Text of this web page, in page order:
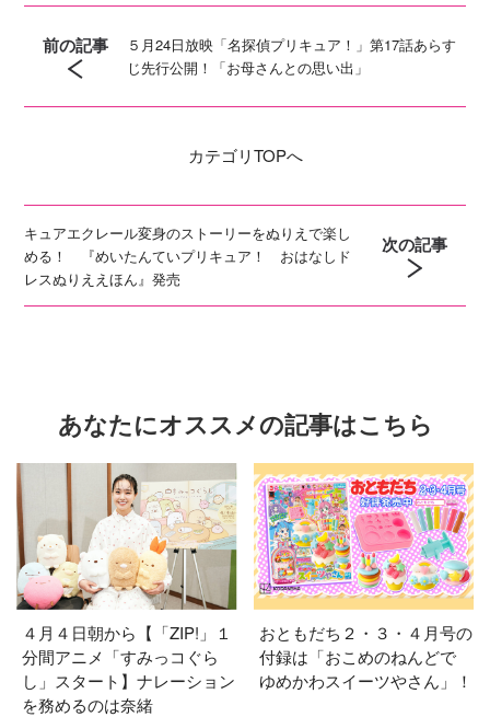
前の記事
５月24日放映「名探偵プリキュア！」第17話あらす
じ先行公開！「お母さんとの思い出」
カテゴリTOPへ
キュアエクレール変身のストーリーをぬりえで楽し
める！ 『めいたんていプリキュア！ おはなしド
レスぬりええほん』発売
次の記事
あなたにオススメの記事はこちら
４月４日朝から【「ZIP!」１
分間アニメ「すみっコぐら
し」スタート】ナレーション
を務めるのは奈緒
おともだち２・３・４月号の
付録は「おこめのねんどで
ゆめかわスイーツやさん」！